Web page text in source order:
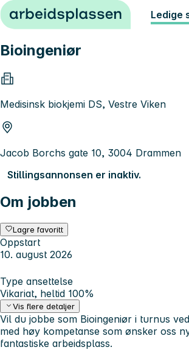
Hopp til innhold Ledige
Bioingeniør
Medisinsk biokjemi DS, Vestre Viken
Jacob Borchs gate 10, 3004 Drammen
Stillingsannonsen er inaktiv.
Om jobben
Lagre favoritt
Oppstart
10. august 2026
Type ansettelse
Vikariat, heltid 100%
Vis flere detaljer
Vil du jobbe som Bioingeniør i turnus
med høy kompetanse som ønsker oss
fantastiske arbeidsplass.